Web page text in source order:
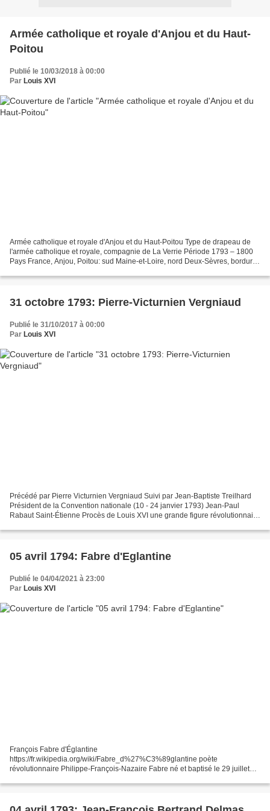
Armée catholique et royale d'Anjou et du Haut-
Poitou
Publié le 10/03/2018 à 00:00
Par Louis XVI
Armée catholique et royale d'Anjou et du Haut-Poitou Type de drapeau de
l'armée catholique et royale, compagnie de La Verrie Période 1793 – 1800
Pays France, Anjou, Poitou: sud Maine-et-Loire, nord Deux-Sèvres, bordure
31 octobre 1793: Pierre-Victurnien Vergniaud
Publié le 31/10/2017 à 00:00
Par Louis XVI
Précédé par Pierre Victurnien Vergniaud Suivi par Jean-Baptiste Treilhard
Président de la Convention nationale (10 - 24 janvier 1793) Jean-Paul
Rabaut Saint-Étienne Procès de Louis XVI une grande figure révolutionnaire
05 avril 1794: Fabre d'Eglantine
Publié le 04/04/2021 à 23:00
Par Louis XVI
François Fabre d'Églantine
https://fr.wikipedia.org/wiki/Fabre_d%27%C3%89glantine poète
révolutionnaire Philippe-François-Nazaire Fabre né et baptisé le 29 juillet
poète et homme...